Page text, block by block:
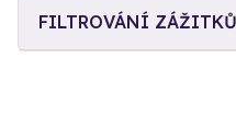
FILTROVÁNÍ ZÁŽITKŮ